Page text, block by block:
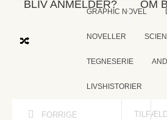
BLIV ANMELDER? OM
GRAPHIC NOVEL
NOVELLER
TEGNESERIE
LIVSHISTORIER
FORRIGE